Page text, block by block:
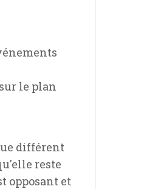
le plan
différent
reste
opposant et